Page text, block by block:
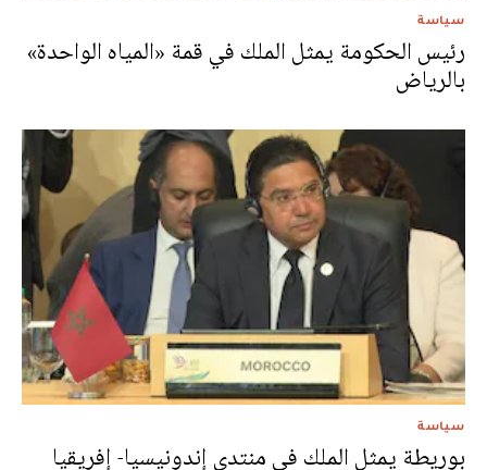
سياسة
رئيس الحكومة يمثل الملك في قمة «المياه الواحدة»
بالرياض
سياسة
بوريطة يمثل الملك في منتدى إندونيسيا- إفريقيا